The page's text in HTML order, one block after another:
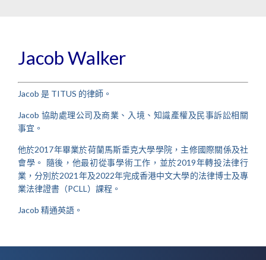
Jacob Walker
Jacob 是 TITUS 的律師。
Jacob 協助處理公司及商業、入境、知識產權及民事訴訟相關
事宜。
他於2017年畢業於荷蘭馬斯垂克大學學院，主修國際關係及社
會學。 隨後，他最初從事學術工作，並於2019年轉投法律行
業，分別於2021年及2022年完成香港中文大學的法律博士及專
業法律證書（PCLL）課程。
Jacob 精通英語。